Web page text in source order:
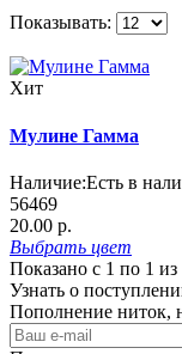
Показывать:
Хит
Мулине Гамма
Наличие:Есть в
56469
20.00 р.
Выбрать цвет
Показано с 1 по 1
Узнать о
Пополнение ниток,